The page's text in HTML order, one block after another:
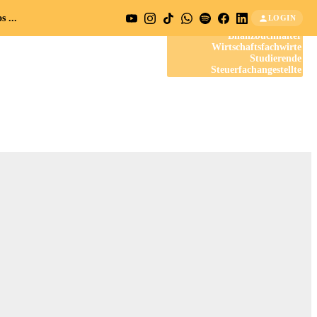
... LOGIN